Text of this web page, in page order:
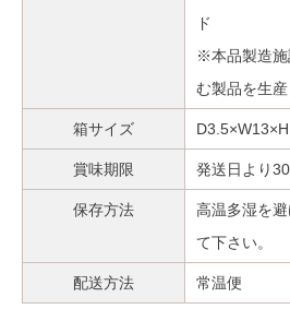
ド
※本品製造施
む製品を生産
箱サイズ
賞味期限 発送日より
保存方法
高温多湿を
て下さい。
配送方法 常温便